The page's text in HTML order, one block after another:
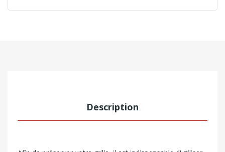
Description